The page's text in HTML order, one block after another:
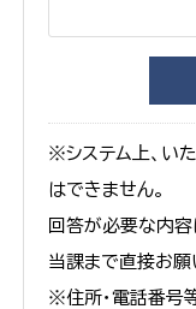
※システム上、い
はできません。
回答が必要な内
当課まで直接お願
※住所・電話番号